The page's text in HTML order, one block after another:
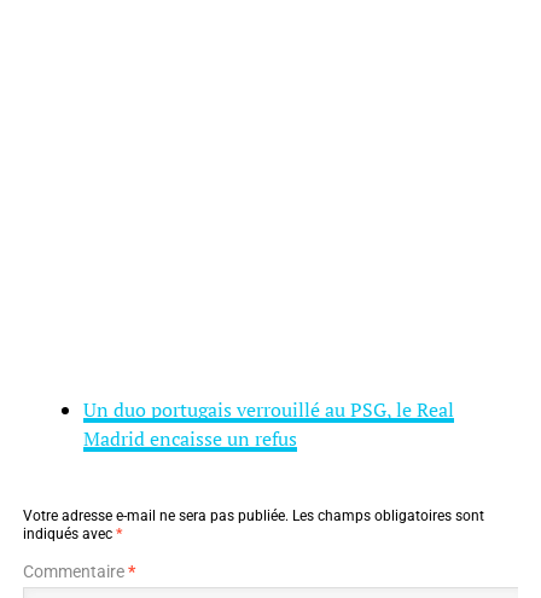
Un duo portugais verrouillé au PSG, le Real
Madrid encaisse un refus
Votre adresse e-mail ne sera pas publiée. Les champs obligatoires sont
indiqués avec *
Commentaire*